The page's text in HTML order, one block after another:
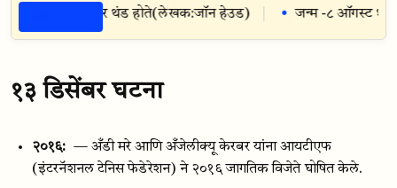
तितके ते लवकर थंड होते(लेखक:जॉन हेउड) जन्म -८ ऑगस्ट १९२५
१३ डिसेंबर घटना
२०१६: — अँडी मरे आणि अँजेलीक्यू केरबर यांना आयटीएफ
(इंटरनॅशनल टेनिस फेडेरेशन) ने २०१६ जागतिक विजेते घोषित केले.